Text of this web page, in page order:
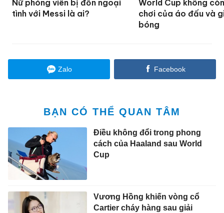
Nữ phóng viên bị đồn ngoại
tình với Messi là ai?
World Cup không
chơi của áo đấu và
bóng
Zalo Facebook
BẠN CÓ THỂ QUAN TÂM
Điều không đổi trong phong
cách của Haaland sau World
Cup
Vương Hồng khiến vòng cổ
Cartier cháy hàng sau giải